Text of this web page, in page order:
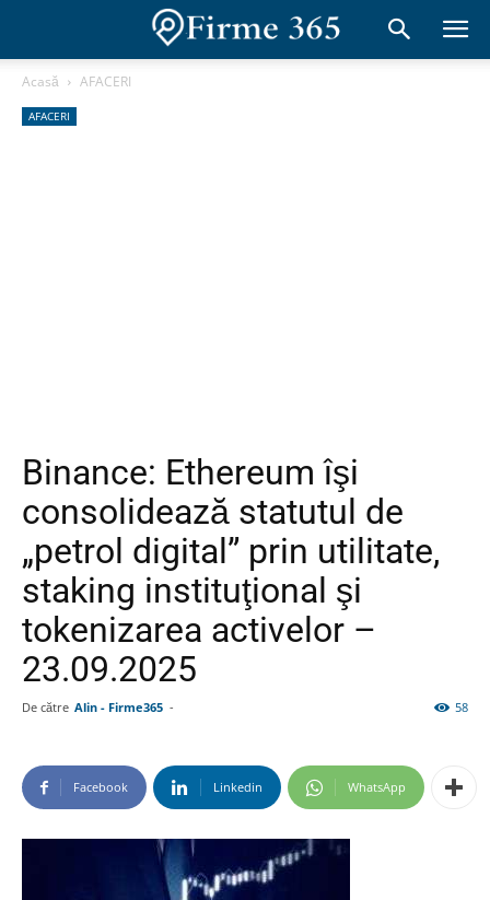
Acasă AFACERI
AFACERI
Binance: Ethereum îşi
consolidează statutul de
„petrol digital” prin utilitate,
staking instituţional şi
tokenizarea activelor –
23.09.2025
De către Alin - Firme365 - 58
Facebook Linkedin WhatsApp